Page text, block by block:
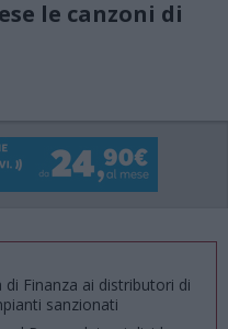
le canzoni di
Finanza ai distributori di
sanzionati